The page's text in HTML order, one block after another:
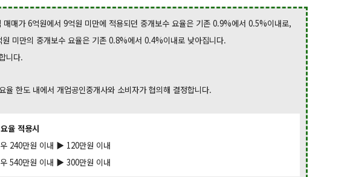
매매가 6억원에서 9억원 미만에 적용되던 중개보수 요율은 기존 0.9%에서 0.5%이내로,
미만의 중개보수 요율은 기존 0.8%에서 0.4%이내로 낮아집니다.
니다.
율 한도 내에서 개업공인중개사와 소비자가 협의해 결정합니다.
율 적용시
240만원 이내 ▶ 120만원 이내
540만원 이내 ▶ 300만원 이내